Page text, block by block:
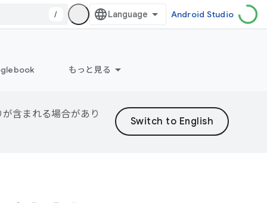
/ Android Studio
もっと見る
含まれる場合があり